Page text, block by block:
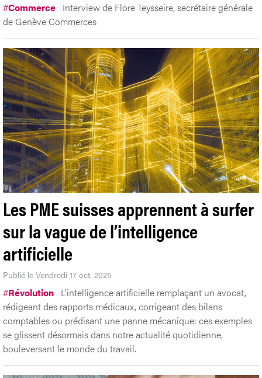
#Commerce Interview de Flore Teysseire, secrétaire générale
de Genève Commerces
Les PME suisses apprennent à surfer
sur la vague de l’intelligence
artificielle
Publié le Vendredi 17 oct. 2025
#Révolution L’intelligence artificielle remplaçant un avocat,
rédigeant des rapports médicaux, corrigeant des bilans
comptables ou prédisant une panne mécanique: ces exemples
se glissent désormais dans notre actualité quotidienne,
bouleversant le monde du travail.